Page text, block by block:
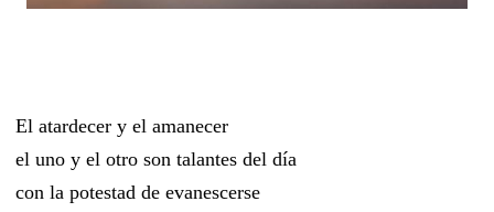
El atardecer y el amanecer
el uno y el otro son talantes del día
con la potestad de evanescerse